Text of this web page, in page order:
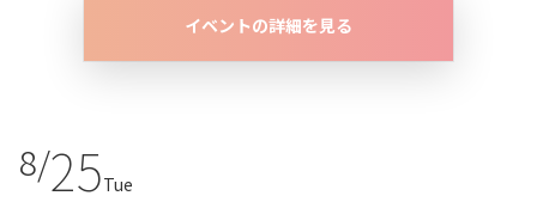
イベントの詳細を見る
8/25Tue